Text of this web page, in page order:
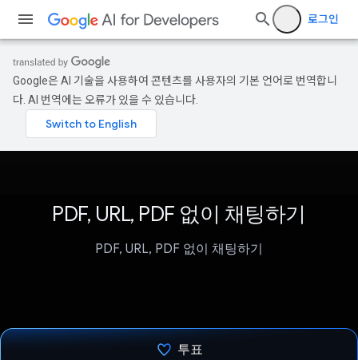
로그인
Google은 AI 기술을 사용하여 콘텐츠를 사용자의 기본 언어로 번역합니
다. AI 번역에는 오류가 있을 수 있습니다.
PDF, URL, PDF 없이 채팅하기
PDF, URL, PDF 없이 채팅하기
투표